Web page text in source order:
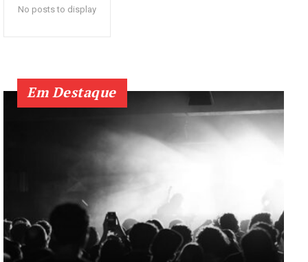
No posts to display
Em Destaque